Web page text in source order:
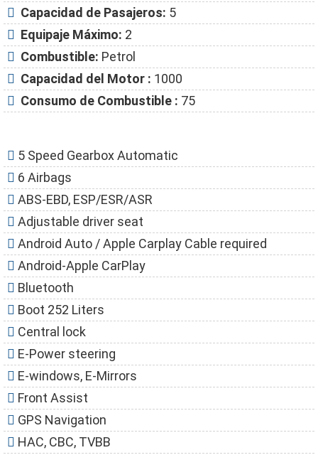
Capacidad de Pasajeros: 5
Equipaje Máximo: 2
Combustible: Petrol
Capacidad del Motor : 1000
Consumo de Combustible : 75
5 Speed Gearbox Automatic
6 Airbags
ABS-EBD, ESP/ESR/ASR
Adjustable driver seat
Android Auto / Apple Carplay Cable required
Android-Apple CarPlay
Bluetooth
Boot 252 Liters
Central lock
E-Power steering
E-windows, E-Mirrors
Front Assist
GPS Navigation
HAC, CBC, TVBB